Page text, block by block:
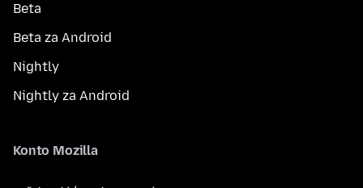
Beta
Beta za Android
Nightly
Nightly za Android
Konto Mozilla